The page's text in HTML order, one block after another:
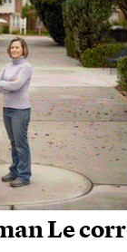
Le